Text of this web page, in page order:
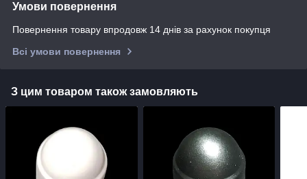
Умови повернення
Повернення товару впродовж 14 днів за рахунок покупця
Всі умови повернення
З цим товаром також замовляють